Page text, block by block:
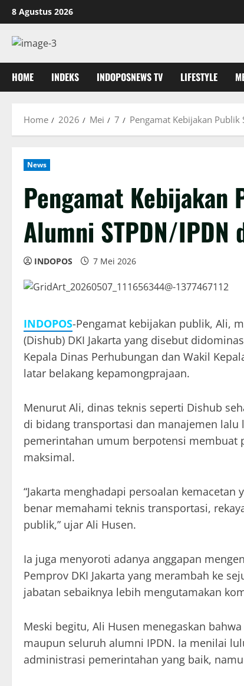
Skip
to
content
8 Agustus 2026
HOME INDEKS INDOPOSNEWS TV LIFESTYLE
Home 2026 Mei 7 Pengamat Kebijakan
News
Pengamat
Alumni STPDN/IPDN
INDOPOS 7 Mei 2026
INDOPOS-Pengamat kebijakan publik, Ali,
(Dishub) DKI Jakarta yang disebut
Kepala Dinas Perhubungan dan Wakil
latar belakang kepamongprajaan.
Menurut Ali, dinas teknis seperti Dishub
di bidang transportasi dan manajemen
pemerintahan umum berpotensi membuat
maksimal.
“Jakarta menghadapi persoalan
benar memahami teknis transportasi,
publik,” ujar Ali Husen.
Ia juga menyoroti adanya anggapan
Pemprov DKI Jakarta yang merambah ke
jabatan sebaiknya lebih mengutamakan
Meski begitu, Ali Husen menegaskan
maupun seluruh alumni IPDN. Ia menilai
administrasi pemerintahan yang baik,